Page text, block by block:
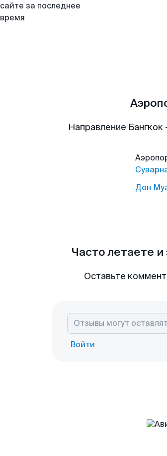
сайте за последнее
время
Направление
Дон
Часто летаете
Оставьте
Войти